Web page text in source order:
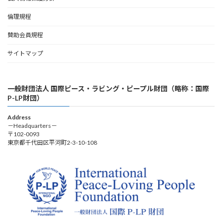
倫理規程
賛助会員規程
サイトマップ
一般財団法人 国際ピース・ラビング・ピープル財団（略称：国際
P-LP財団）
Address
－Headquarters－
〒102-0093
東京都千代田区平河町2-3-10-108